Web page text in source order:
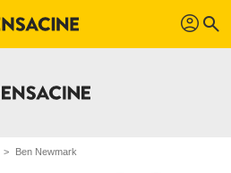
profil search
Ben Newmark